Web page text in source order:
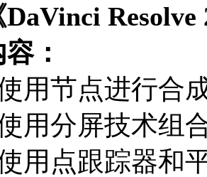
DaVinci
：
用节点进行合
用分屏技术组
用点跟踪器和